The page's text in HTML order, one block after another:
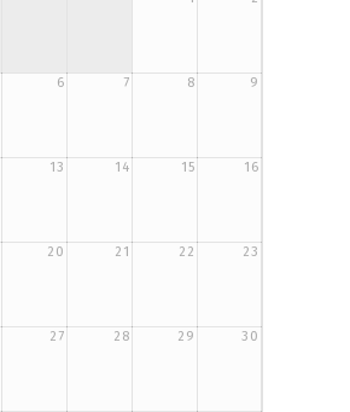
6 7 8 9
13 14 15 16
20 21 22 23
27 28 29 30